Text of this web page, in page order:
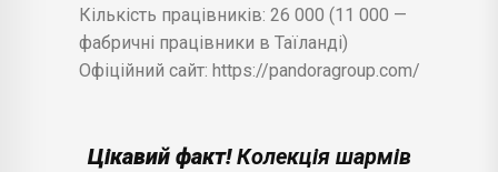
Кількість працівників: 26 000 (11 000 —
фабричні працівники в Таїланді)
Офіційний сайт: https://pandoragroup.com/
Цікавий факт!Колекція шармів